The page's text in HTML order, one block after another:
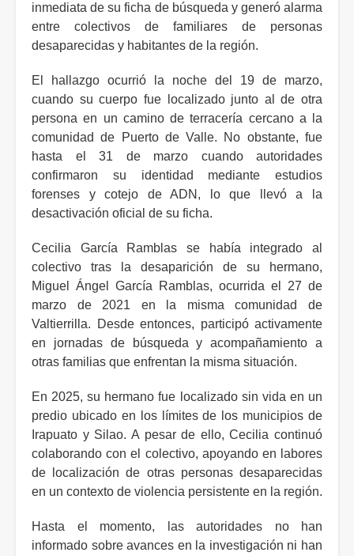
inmediata de su ficha de búsqueda y generó alarma
entre colectivos de familiares de personas
desaparecidas y habitantes de la región.
El hallazgo ocurrió la noche del 19 de marzo,
cuando su cuerpo fue localizado junto al de otra
persona en un camino de terracería cercano a la
comunidad de Puerto de Valle. No obstante, fue
hasta el 31 de marzo cuando autoridades
confirmaron su identidad mediante estudios
forenses y cotejo de ADN, lo que llevó a la
desactivación oficial de su ficha.
Cecilia García Ramblas se había integrado al
colectivo tras la desaparición de su hermano,
Miguel Ángel García Ramblas, ocurrida el 27 de
marzo de 2021 en la misma comunidad de
Valtierrilla. Desde entonces, participó activamente
en jornadas de búsqueda y acompañamiento a
otras familias que enfrentan la misma situación.
En 2025, su hermano fue localizado sin vida en un
predio ubicado en los límites de los municipios de
Irapuato y Silao. A pesar de ello, Cecilia continuó
colaborando con el colectivo, apoyando en labores
de localización de otras personas desaparecidas
en un contexto de violencia persistente en la región.
Hasta el momento, las autoridades no han
informado sobre avances en la investigación ni han